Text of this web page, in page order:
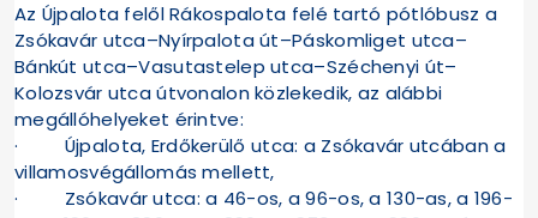
Az Újpalota felől Rákospalota felé tartó pótlóbusz a
Zsókavár utca–Nyírpalota út–Páskomliget utca–
Bánkút utca–Vasutastelep utca–Széchenyi út–
Kolozsvár utca útvonalon közlekedik, az alábbi
megállóhelyeket érintve:
· Újpalota, Erdőkerülő utca: a Zsókavár utcában a
villamosvégállomás mellett,
· Zsókavár utca: a 46-os, a 96-os, a 130-as, a 196-